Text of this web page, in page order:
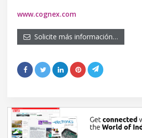
www.cognex.com
Solicite más información…